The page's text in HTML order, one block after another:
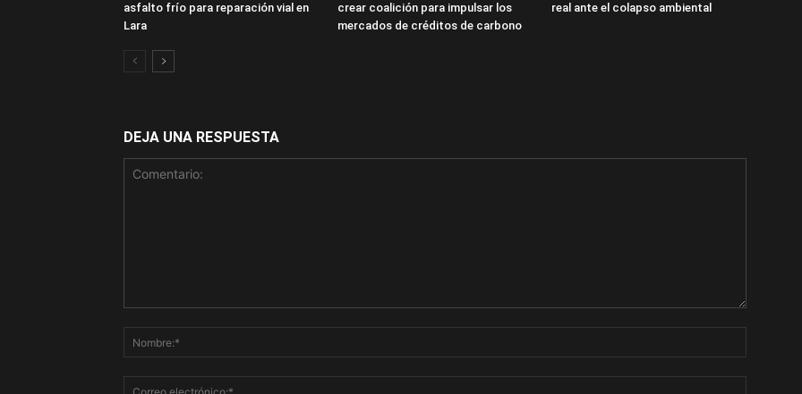
asfalto frío para reparación vial en
Lara
crear coalición para impulsar los
mercados de créditos de carbono
real ante el colapso ambiental
DEJA UNA RESPUESTA